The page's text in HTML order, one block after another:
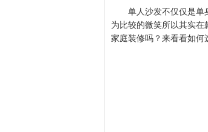
单人沙发不仅仅是单
为比较的微笑所以其实
家庭装修吗？来看看如何